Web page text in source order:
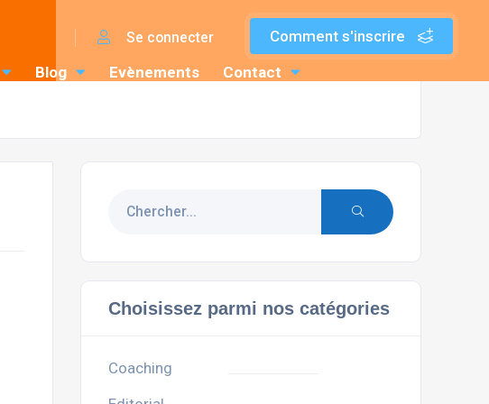
Comment s'inscrire
Se connecter
Blog Evènements Contact
Choisissez parmi nos catégories
Coaching